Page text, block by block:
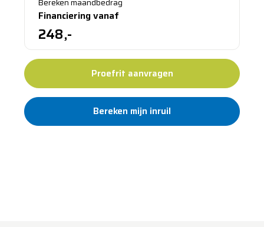
Bereken maandbedrag
Financiering vanaf
248,-
Proefrit aanvragen
Bereken mijn inruil